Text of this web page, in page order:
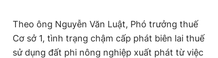
Theo ông Nguyễn Văn Luật, Phó trưởng thuế
Cơ sở 1, tình trạng chậm cấp phát biên lai thuế
sử dụng đất phi nông nghiệp xuất phát từ việc